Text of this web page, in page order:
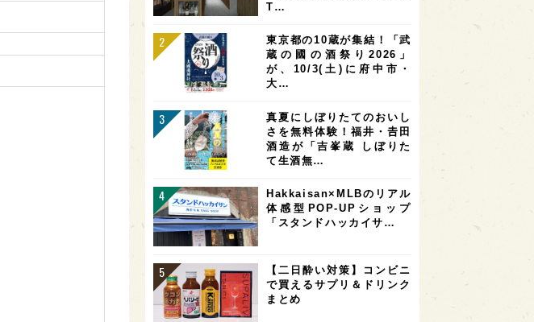
T…
東京都の10蔵が集結！「武
蔵の國の酒祭り2026」
が、10/3(土)に府中市・
大…
真夏にしぼりたてのおいし
さを無料体験！福井・𠮷田
酒造が「吉峯蔵 しぼりた
て生酒無…
Hakkaisan×MLBのリアル
体感型POP-UPショップ
「スタンドハッカイサ…
【二日酔い対策】コンビニ
で買えるサプリ＆ドリンク
まとめ